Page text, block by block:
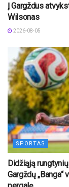
Į Gargždus
Wilsonas
2026-08-05
SPORTAS
Didžiąją
Gargždų